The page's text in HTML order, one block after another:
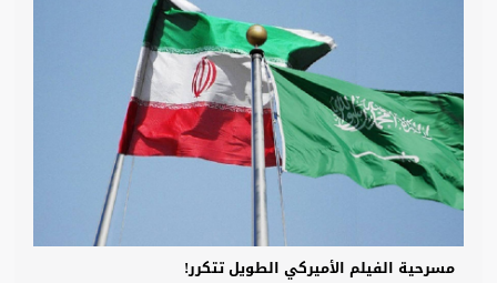
مسرحية الفيلم الأميركي الطويل تتكرر!